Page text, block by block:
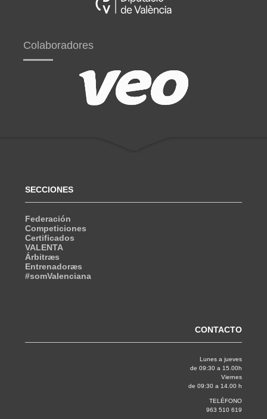
Colaboradores
SECCIONES
Federación
Competiciones
Certificados
VALENTA
Árbitræs
Entrenadoræs
#somValenciana
CONTACTO
Lunes a jueves
de 09:30 a 15.00h
Viernes
de 09:30 a 14.00 h
TELÉFONO
963 510 619